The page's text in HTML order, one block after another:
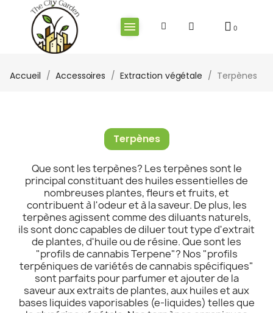
Accueil Accessoires Extraction végétale Terpènes
Terpènes
Que sont les terpènes? Les terpènes sont le
principal constituant des huiles essentielles de
nombreuses plantes, fleurs et fruits, et
contribuent à l'odeur et à la saveur. De plus, les
terpènes agissent comme des diluants naturels,
ils sont donc capables de diluer tout type d'extrait
de plantes, d'huile ou de résine. Que sont les
"profils de cannabis Terpene"? Nos "profils
terpéniques de variétés de cannabis spécifiques"
sont parfaits pour parfumer et ajouter de la
saveur aux extraits de plantes, aux huiles et aux
bases liquides vaporisables (e-liquides) telles que